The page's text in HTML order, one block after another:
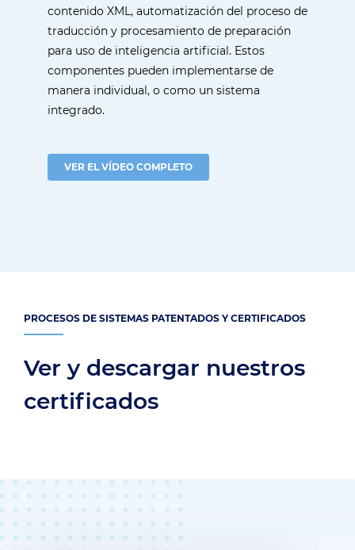
contenido XML, automatización del proceso de
traducción y procesamiento de preparación
para uso de inteligencia artificial. Estos
componentes pueden implementarse de
manera individual, o como un sistema
integrado.
VER EL VÍDEO COMPLETO
PROCESOS DE SISTEMAS PATENTADOS Y CERTIFICADOS
Ver y descargar nuestros
certificados